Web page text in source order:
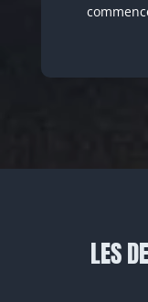
LES